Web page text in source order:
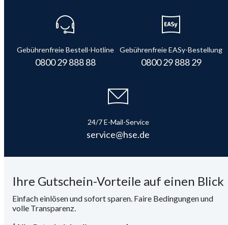
Gebührenfreie Bestell-Hotline
0800 29 888 88
Gebührenfreie EASy-Bestellung
0800 29 888 29
24/7 E-Mail-Service
service@hse.de
Ihre Gutschein-Vorteile auf einen Blick
Einfach einlösen und sofort sparen. Faire Bedingungen und
volle Transparenz.